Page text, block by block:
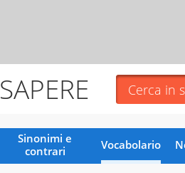
SAPERE
Sinonimi e
contrari
Vocabolario